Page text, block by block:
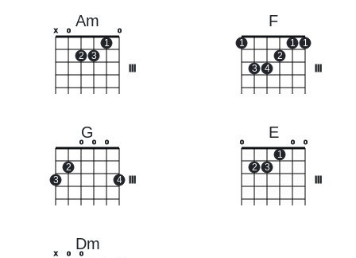
Am
x o
2 3
1
o
F
1
3 4
2
1 1
G
3
2
o o o
4
E
o
2 3
1
o o
Dm
x o o